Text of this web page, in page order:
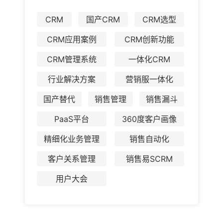
CRM 国产CRM
CRM选型
CRM应用案例
CRM创新功能
CRM管理系统
一体化CRM
行业解决方案
营销服一体化
国产替代
销售管理
销售漏斗
PaaS平台
360度客户画像
精细化业务管理
销售自动化
客户关系管理
销售易SCRM
用户大会